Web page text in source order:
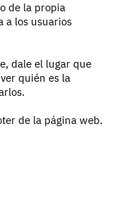
de la propia
a los usuarios
dale el lugar que
quién es la
de la página web.